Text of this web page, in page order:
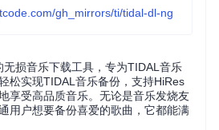
gh_mirrors/ti/tidal-dl-ng
损音乐下载工具，专为TIDAL音乐
松实现TIDAL音乐备份，支持HiRes
享受高品质音乐。无论是音乐发烧友
用户想要备份喜爱的歌曲，它都能满